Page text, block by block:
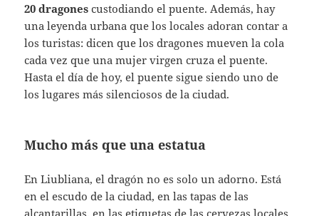
20 dragones custodiando el puente. Además, hay
una leyenda urbana que los locales adoran contar a
los turistas: dicen que los dragones mueven la cola
cada vez que una mujer virgen cruza el puente.
Hasta el día de hoy, el puente sigue siendo uno de
los lugares más silenciosos de la ciudad.
Mucho más que una estatua
En Liubliana, el dragón no es solo un adorno. Está
en el escudo de la ciudad, en las tapas de las